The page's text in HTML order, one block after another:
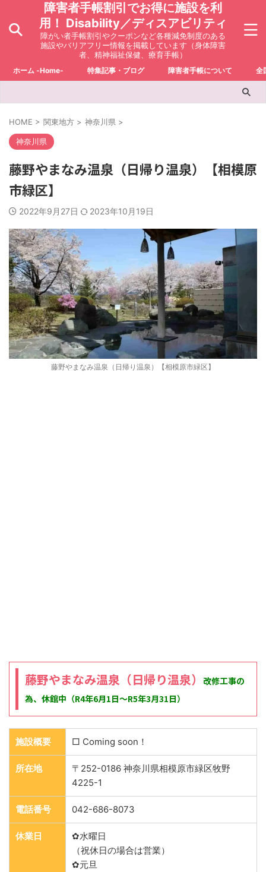
障害者手帳割引でお得に施設を利
用！ Disability／ディスアビリティ
障がい者手帳割引やクーポンなど各種減免制度のある
施設やバリアフリー情報を掲載しています（身体障害
者、精神福祉保健、療育手帳）
ホーム -Home- 特集記事・ブログ 障害者手帳について 全
HOME > 関東地方 > 神奈川県 >
神奈川県
藤野やまなみ温泉（日帰り温泉）【相模原
市緑区】
2022年9月27日 2023年10月19日
藤野やまなみ温泉（日帰り温泉）【相模原市緑区】
藤野やまなみ温泉（日帰り温泉）
改修工事の
為、休館中（R4年6月1日～R5年3月31日）
施設概要 □ Coming soon！
所在地
〒252-0186 神奈川県相模原市緑区牧野
4225-1
電話番号 042-686-8073
休業日
✿水曜日
（祝休日の場合は営業）
✿元旦